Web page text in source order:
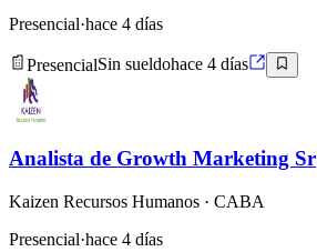
Presencial·hace 4 días
PresencialSin sueldohace 4 días
Analista de Growth Marketing Sr
Kaizen Recursos Humanos · CABA
Presencial·hace 4 días